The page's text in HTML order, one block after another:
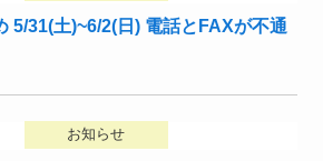
5/31(土)~6/2(日) 電話とFAXが不通
お知らせ